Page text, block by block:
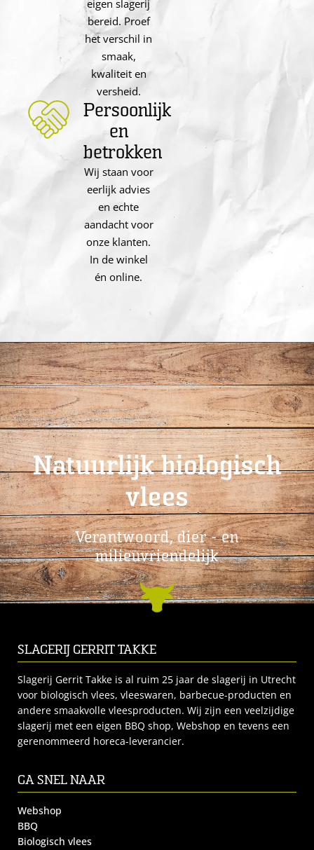
eigen slagerij
bereid. Proef
het verschil in
smaak,
kwaliteit en
versheid.
Persoonlijk
en
betrokken
Wij staan voor
eerlijk advies
en echte
aandacht voor
onze klanten.
In de winkel
én online.
Natuurlijk biologisch
vlees
Verantwoord, dier - en
milieuvriendelijk
SLAGERIJ GERRIT TAKKE
Slagerij Gerrit Takke is al ruim 25 jaar de slagerij in Utrecht
voor biologisch vlees, vleeswaren, barbecue-producten en
andere smaakvolle vleesproducten. Wij zijn een veelzijdige
slagerij met een eigen BBQ shop, Webshop en tevens een
gerenommeerd horeca-leverancier.
GA SNEL NAAR
Webshop
BBQ
Biologisch vlees